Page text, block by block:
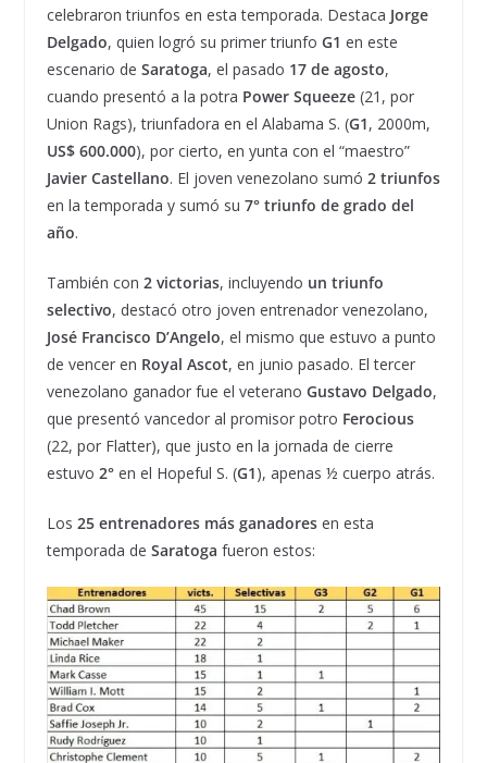
celebraron triunfos en esta temporada. Destaca Jorge
Delgado, quien logró su primer triunfo G1 en este
escenario de Saratoga, el pasado 17 de agosto,
cuando presentó a la potra Power Squeeze(21, por
Union Rags), triunfadora en el Alabama S. (G1, 2000m,
US$ 600.000), por cierto, en yunta con el “maestro”
Javier Castellano. El joven venezolano sumó 2 triunfos
en la temporada y sumó su 7° triunfo de grado del
año.
También con 2 victorias, incluyendo un triunfo
selectivo, destacó otro joven entrenador venezolano,
José Francisco D’Angelo, el mismo que estuvo a punto
de vencer en Royal Ascot, en junio pasado. El tercer
venezolano ganador fue el veterano Gustavo Delgado,
que presentó vancedor al promisor potro Ferocious
(22, por Flatter), que justo en la jornada de cierre
estuvo 2°en el Hopeful S. (G1), apenas ½ cuerpo atrás.
Los 25 entrenadores más ganadoresen esta
temporada de Saratoga fueron estos: